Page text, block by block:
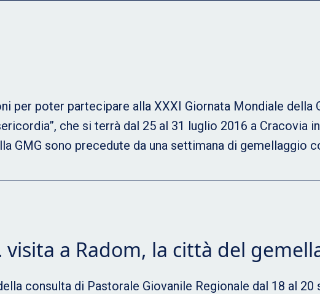
per poter partecipare alla XXXI Giornata Mondiale della
che si terrà dal 25 al 31 luglio 2016 a Cracovia
GMG sono precedute da una settimana di gemellaggio
visita a Radom, la città del
consulta di Pastorale Giovanile Regionale dal 18 al